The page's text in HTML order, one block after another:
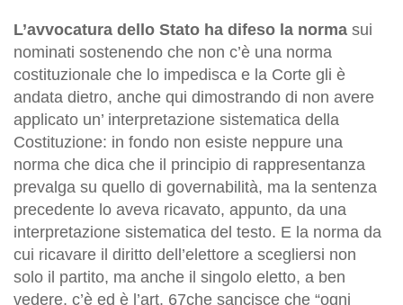
L’avvocatura dello Stato ha difeso la norma sui
nominati sostenendo che non c’è una norma
costituzionale che lo impedisca e la Corte gli è
andata dietro, anche qui dimostrando di non avere
applicato un’ interpretazione sistematica della
Costituzione: in fondo non esiste neppure una
norma che dica che il principio di rappresentanza
prevalga su quello di governabilità, ma la sentenza
precedente lo aveva ricavato, appunto, da una
interpretazione sistematica del testo. E la norma da
cui ricavare il diritto dell’elettore a scegliersi non
solo il partito, ma anche il singolo eletto, a ben
vedere, c’è ed è l’art. 67che sancisce che “ogni